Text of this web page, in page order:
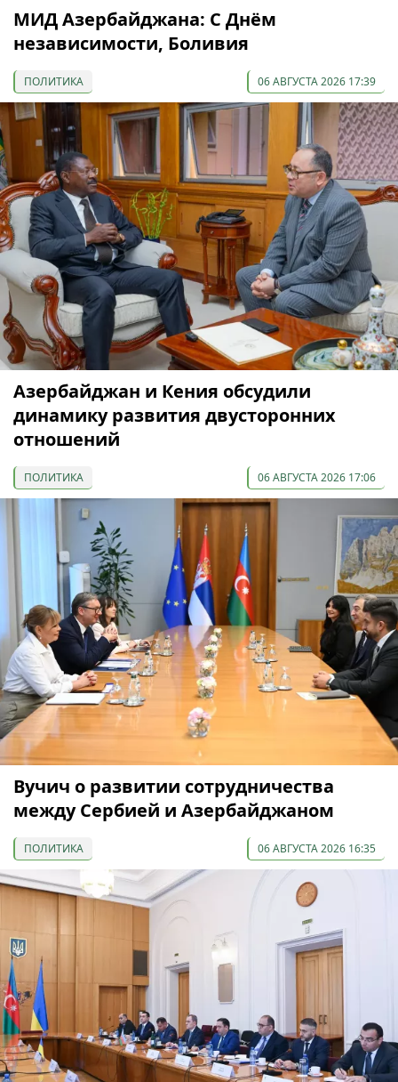
МИД Азербайджана: С Днём
независимости, Боливия
ПОЛИТИКА 06 АВГУСТА 2026 17:39
Азербайджан и Кения обсудили
динамику развития двусторонних
отношений
ПОЛИТИКА 06 АВГУСТА 2026 17:06
Вучич о развитии сотрудничества
между Сербией и Азербайджаном
ПОЛИТИКА 06 АВГУСТА 2026 16:35